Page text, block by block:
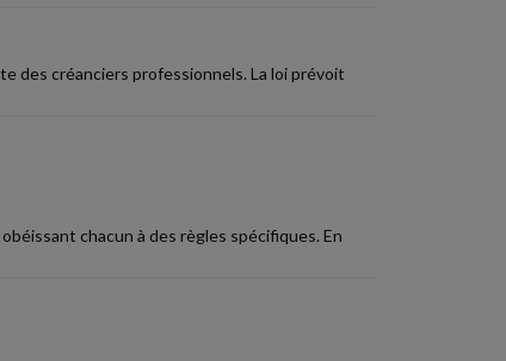
des créanciers professionnels. La loi prévoit
chacun à des règles spécifiques. En